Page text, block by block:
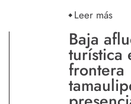
Leer más
Baja
turística
frontera